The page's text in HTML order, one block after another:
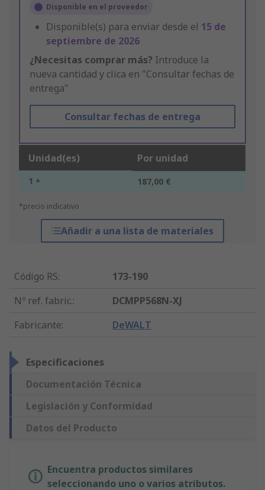
Disponible en el proveedor
Disponible(s) para enviar desde el 15 de
septiembre de 2026
¿Necesitas comprar más? Introduce la
nueva cantidad y clica en "Consultar fechas de
entrega"
Consultar fechas de entrega
Unidad(es) Por unidad
1 + 187,00 €
*precio indicativo
Añadir a una lista de materiales
Código RS:
173-190
Nº ref. fabric.:
DCMPP568N-XJ
Fabricante: DeWALT
Especificaciones
Documentación Técnica
Legislación y Conformidad
Datos del Producto
Encuentra productos similares
seleccionando uno o varios atributos.